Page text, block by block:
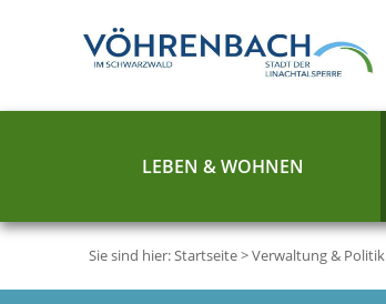
LEBEN & WOHNEN
Sie sind hier:Startseite>Verwaltung & Politik